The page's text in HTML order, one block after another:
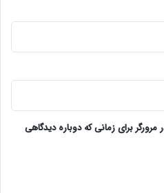
برای زمانی که دوباره دیدگاهی